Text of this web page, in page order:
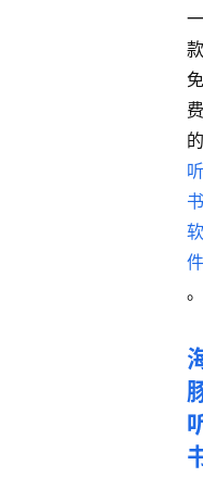
一
款
免
费
的
听
书
软
件
。